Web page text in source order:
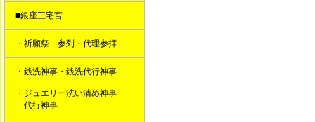
■銀座三宅宮
・祈願祭 参列・代理参拝
・銭洗神事・銭洗代行神事
・ジュエリー洗い清め神事
代行神事